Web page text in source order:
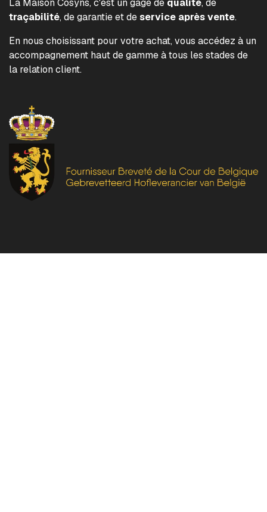
La Maison Cosyns, c'est un gage de qualité, de
traçabilité, de garantie et deservice après vente.
En nous choisissant pour votre achat, vous accédez à un
accompagnement haut de gamme à tous les stades de
la relation client.